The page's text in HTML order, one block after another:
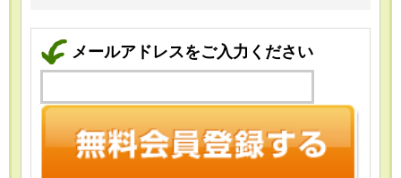
メールアドレスをご入力ください